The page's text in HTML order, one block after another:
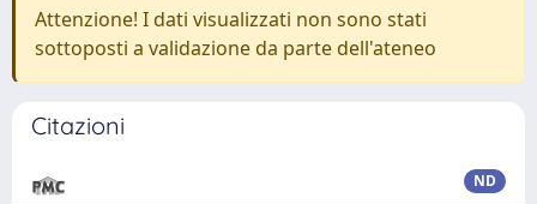
Attenzione! I dati visualizzati non sono stati
sottoposti a validazione da parte dell'ateneo
Citazioni
ND